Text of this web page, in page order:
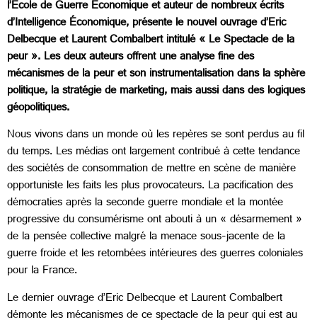
l’École de Guerre Économique et auteur de nombreux écrits
d’Intelligence Économique, présente le nouvel ouvrage d’Eric
Delbecque et Laurent Combalbert intitulé « Le Spectacle de la
peur ». Les deux auteurs offrent une analyse fine des
mécanismes de la peur et son instrumentalisation dans la sphère
politique, la stratégie de marketing, mais aussi dans des logiques
géopolitiques.
Nous vivons dans un monde où les repères se sont perdus au fil
du temps. Les médias ont largement contribué à cette tendance
des sociétés de consommation de mettre en scène de manière
opportuniste les faits les plus provocateurs. La pacification des
démocraties après la seconde guerre mondiale et la montée
progressive du consumérisme ont abouti à un « désarmement »
de la pensée collective malgré la menace sous-jacente de la
guerre froide et les retombées intérieures des guerres coloniales
pour la France.
Le dernier ouvrage d’Eric Delbecque et Laurent Combalbert
démonte les mécanismes de ce spectacle de la peur qui est au